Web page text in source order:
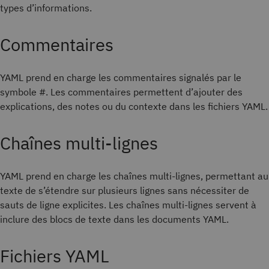
types d’informations.
Commentaires
YAML prend en charge les commentaires signalés par le
symbole #. Les commentaires permettent d’ajouter des
explications, des notes ou du contexte dans les fichiers YAML.
Chaînes multi-lignes
YAML prend en charge les chaînes multi-lignes, permettant au
texte de s’étendre sur plusieurs lignes sans nécessiter de
sauts de ligne explicites. Les chaînes multi-lignes servent à
inclure des blocs de texte dans les documents YAML.
Fichiers YAML